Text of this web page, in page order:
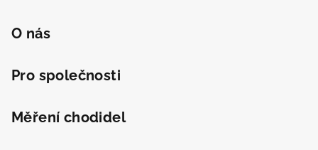
O nás
Pro společnosti
Měření chodidel